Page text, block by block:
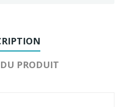
PRODUIT